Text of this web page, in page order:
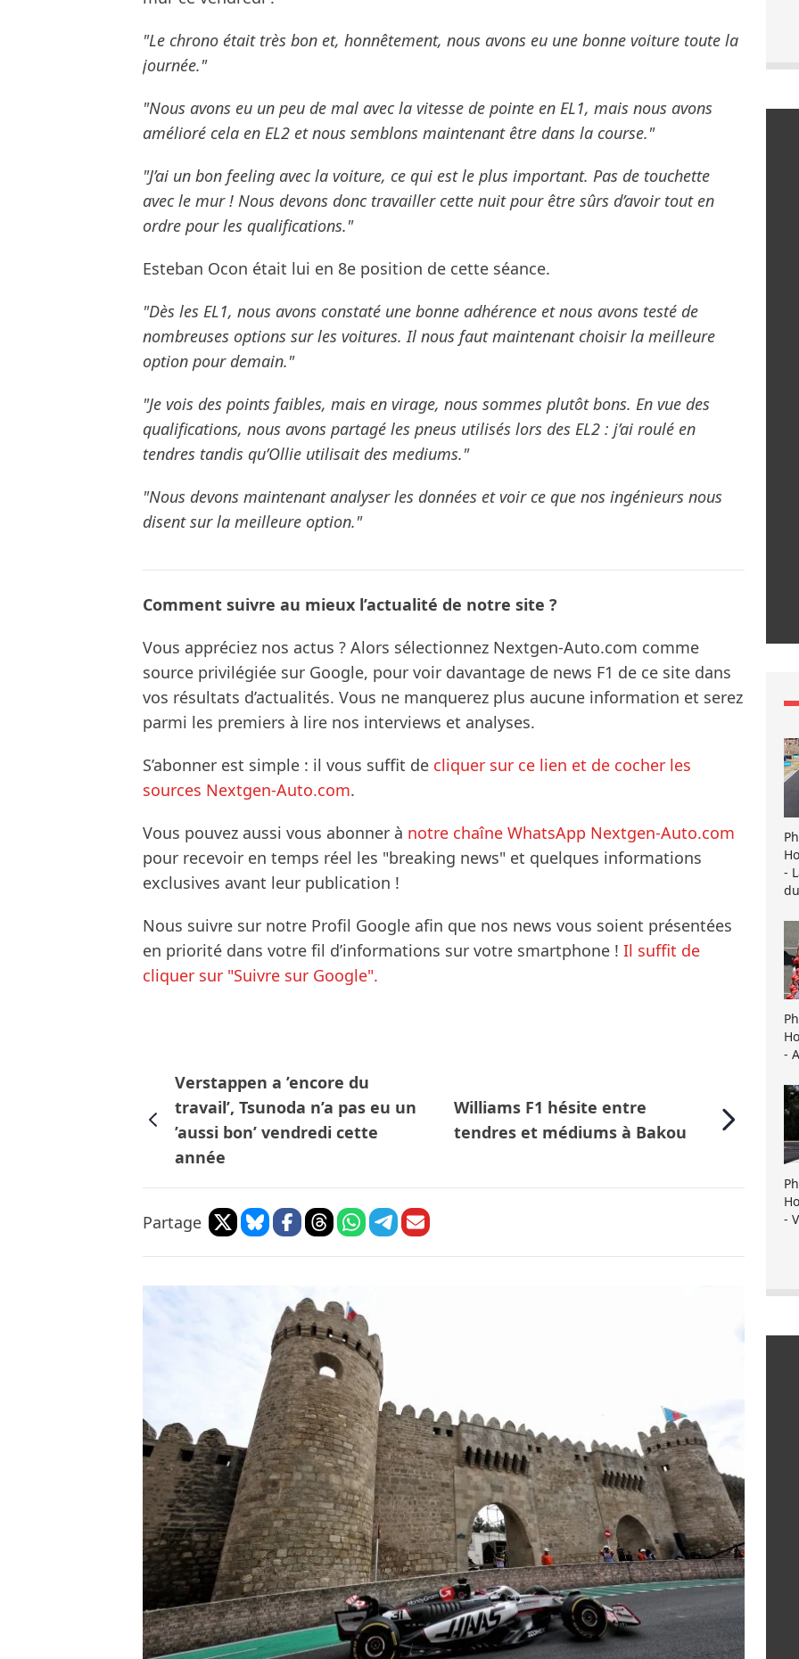
"Le chrono était très bon et, honnêtement, nous avons eu une bonne voiture toute la
journée."
"Nous avons eu un peu de mal avec la vitesse de pointe en EL1, mais nous avons
amélioré cela en EL2 et nous semblons maintenant être dans la course."
"J’ai un bon feeling avec la voiture, ce qui est le plus important. Pas de touchette
avec le mur ! Nous devons donc travailler cette nuit pour être sûrs d’avoir tout en
ordre pour les qualifications."
Esteban Ocon était lui en 8e position de cette séance.
"Dès les EL1, nous avons constaté une bonne adhérence et nous avons testé de
nombreuses options sur les voitures. Il nous faut maintenant choisir la meilleure
option pour demain."
"Je vois des points faibles, mais en virage, nous sommes plutôt bons. En vue des
qualifications, nous avons partagé les pneus utilisés lors des EL2 : j’ai roulé en
tendres tandis qu’Ollie utilisait des mediums."
"Nous devons maintenant analyser les données et voir ce que nos ingénieurs nous
disent sur la meilleure option."
Comment suivre au mieux l’actualité de notre site ?
Vous appréciez nos actus ? Alors sélectionnez Nextgen-Auto.com comme
source privilégiée sur Google, pour voir davantage de news F1 de ce site dans
vos résultats d’actualités. Vous ne manquerez plus aucune information et serez
parmi les premiers à lire nos interviews et analyses.
S’abonner est simple : il vous suffit de cliquer sur ce lien et de cocher les
sources Nextgen-Auto.com.
Vous pouvez aussi vous abonner à notre chaîne WhatsApp Nextgen-Auto.com
pour recevoir en temps réel les "breaking news" et quelques informations
exclusives avant leur publication !
Nous suivre sur notre Profil Google afin que nos news vous soient présentées
en priorité dans votre fil d’informations sur votre smartphone ! Il suffit de
cliquer sur "Suivre sur Google".
Verstappen a ’encore du
travail’, Tsunoda n’a pas eu un
’aussi bon’ vendredi cette
année
Williams F1 hésite entre
tendres et médiums à Bakou
Partage
-
-
-